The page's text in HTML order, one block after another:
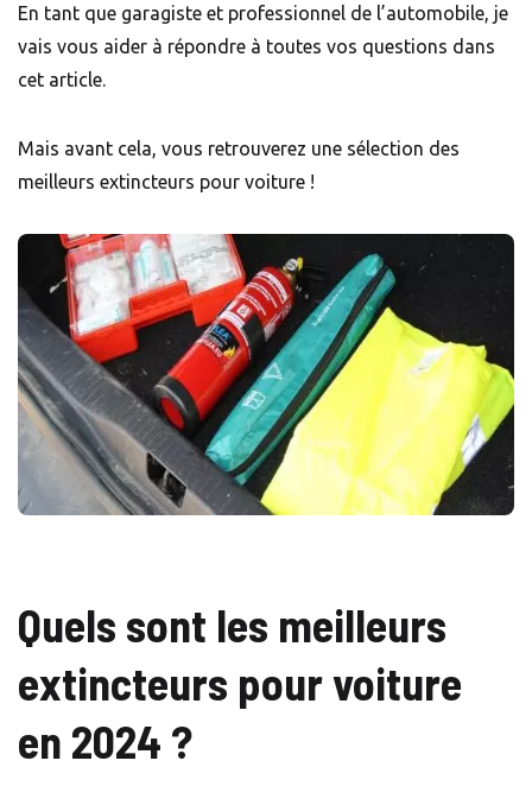
En tant que garagiste et professionnel de l’automobile, je
vais vous aider à répondre à toutes vos questions dans
cet article.
Mais avant cela, vous retrouverez une sélection des
meilleurs extincteurs pour voiture !
Quels sont les meilleurs
extincteurs pour voiture
en 2024 ?